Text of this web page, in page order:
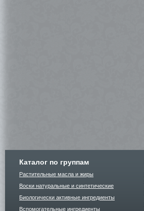
Каталог по группам
Растительные масла и жиры
Воски натуральные и синтетические
Биологически активные ингредиенты
Вспомогательные ингредиенты